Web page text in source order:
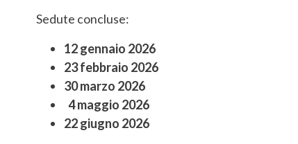
Sedute concluse:
12 gennaio 2026
23 febbraio 2026
30 marzo 2026
4 maggio 2026
22 giugno 2026